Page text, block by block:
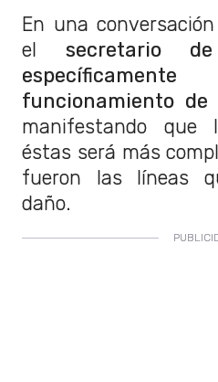
En una
el secretario
funcionamiento
manifestando que
éstas será más
fueron las líneas
daño.